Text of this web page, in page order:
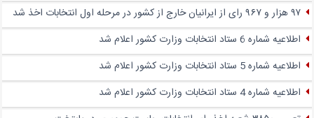
۹۷ هزار و ۹۶۷ رای از ایرانیان خارج از کشور در مرحله اول انتخابات اخذ شد
اطلاعیه شماره 6 ستاد انتخابات وزارت کشور اعلام شد
اطلاعیه شماره 5 ستاد انتخابات وزارت کشور اعلام شد
اطلاعیه شماره 4 ستاد انتخابات وزارت کشور اعلام شد